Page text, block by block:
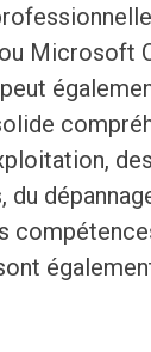
Microsoft
du